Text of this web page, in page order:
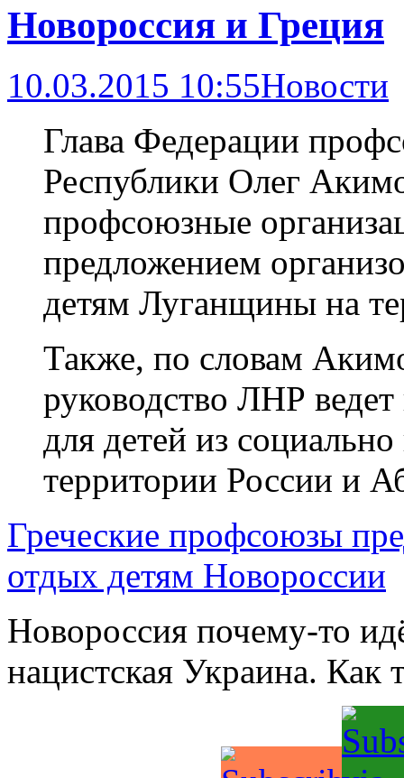
Новороссия и Греция
10.03.2015 10:55Новости
Глава Федерации
Республики Олег
профсоюзные
предложением
детям Луганщины на
Также, по словам
руководство ЛНР
для детей из
территории России и
Греческие профсоюзы
отдых детям Новороссии
Новороссия почему-то
нацистская Украина. Как